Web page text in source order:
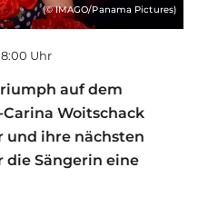
(© IMAGO/Panama Pictures)
Uhr
auf dem
Woitschack
und ihre nächsten
die Sängerin eine